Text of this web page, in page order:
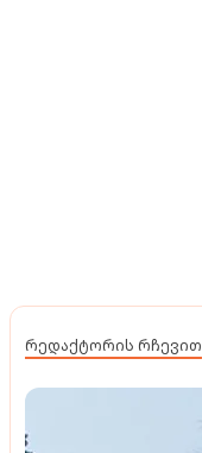
რედაქტორის რჩევით